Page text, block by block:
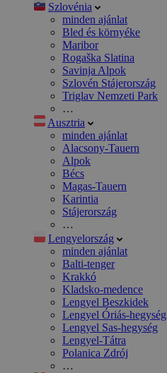
Szlovénia
minden ajánlat
Bled és környéke
Maribor
Rogaška Slatina
Savinja Alpok
Szlovén Stájerország
Triglav Nemzeti Park
…
Ausztria
minden ajánlat
Alacsony-Tauern
Alpok
Bécs
Magas-Tauern
Karintia
Stájerország
…
Lengyelország
minden ajánlat
Balti-tenger
Krakkó
Kladsko-medence
Lengyel Beszkidek
Lengyel Óriás-hegység
Lengyel Sas-hegység
Lengyel-Tátra
Polanica Zdrój
…